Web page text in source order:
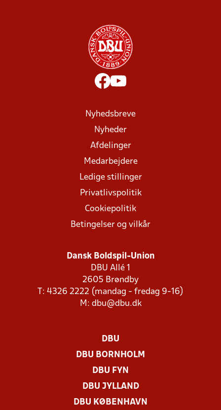
Nyhedsbreve
Nyheder
Afdelinger
Medarbejdere
Ledige stillinger
Privatlivspolitik
Cookiepolitik
Betingelser og vilkår
Dansk Boldspil-Union
DBU Allé 1
2605 Brøndby
T: 4326 2222 (mandag - fredag 9-16)
M: dbu@dbu.dk
DBU
DBU BORNHOLM
DBU FYN
DBU JYLLAND
DBU KØBENHAVN